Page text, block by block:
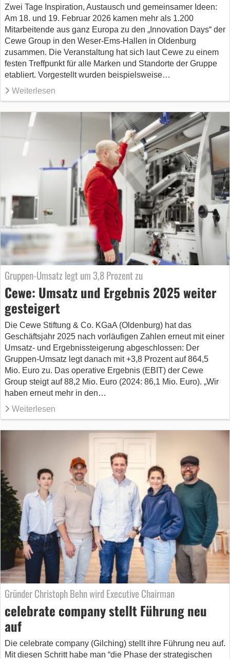
Zwei Tage Inspiration, Austausch und gemeinsamer Ideen:
Am 18. und 19. Februar 2026 kamen mehr als 1.200
Mitarbeitende aus ganz Europa zu den „Innovation Days“ der
Cewe Group in den Weser-Ems-Hallen in Oldenburg
zusammen. Die Veranstaltung hat sich laut Cewe zu einem
festen Treffpunkt für alle Marken und Standorte der Gruppe
etabliert. Vorgestellt wurden beispielsweise…
Weiterlesen
Gruppen-Umsatz legt um 3,8 Prozent zu
Cewe: Umsatz und Ergebnis 2025 weiter
gesteigert
Die Cewe Stiftung & Co. KGaA (Oldenburg) hat das
Geschäftsjahr 2025 nach vorläufigen Zahlen erneut mit einer
Umsatz- und Ergebnissteigerung abgeschlossen: Der
Gruppen-Umsatz legt danach mit +3,8 Prozent auf 864,5
Mio. Euro zu. Das operative Ergebnis (EBIT) der Cewe
Group steigt auf 88,2 Mio. Euro (2024: 86,1 Mio. Euro). „Wir
haben erneut mehr in den…
Weiterlesen
Gründer Christoph Behn wird Executive Chairman
celebrate company stellt Führung neu
auf
Die celebrate company (Gilching) stellt ihre Führung neu auf.
Mit diesen Schritt habe man “die Phase der strategischen